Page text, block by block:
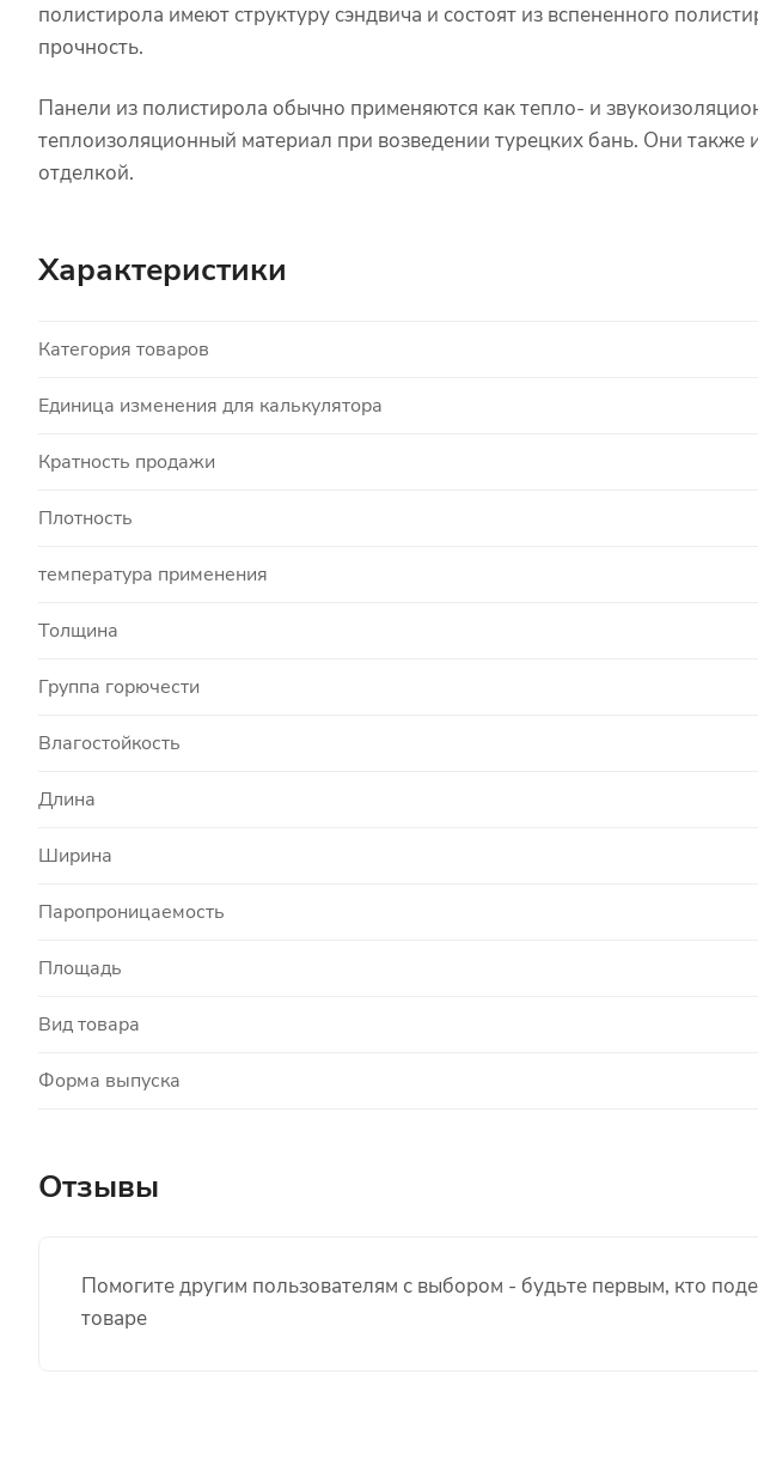
полистирола имеют структуру сэндвича и состоят из вспененного
прочность.
Панели из полистирола обычно применяются как тепло- и
теплоизоляционный материал при возведении турецких бань. Они
отделкой.
Характеристики
Категория товаров
Единица изменения для калькулятора
Кратность продажи
Плотность
температура применения
Толщина
Группа горючести
Влагостойкость
Длина
Ширина
Паропроницаемость
Площадь
Вид товара
Форма выпуска
Отзывы
Помогите другим пользователям с выбором - будьте первым, кто
товаре